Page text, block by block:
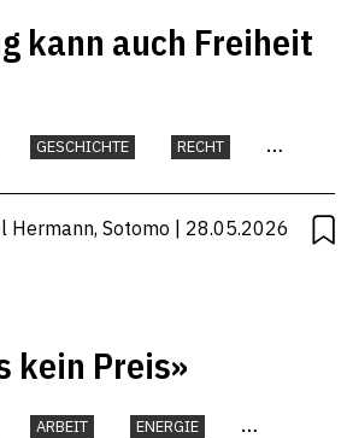
kann auch Freiheit
GESCHICHTE
RECHT
Hermann, Sotomo | 28.05.2026
kein Preis»
ARBEIT
ENERGIE